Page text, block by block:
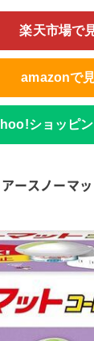
楽天市場で
amazonで
ショッピ
ースノーマ